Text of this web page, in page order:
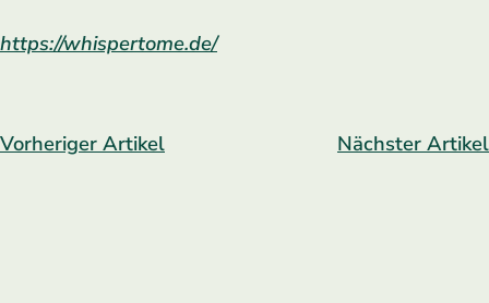
https://whispertome.de/
Vorheriger Artikel Nächster Artikel